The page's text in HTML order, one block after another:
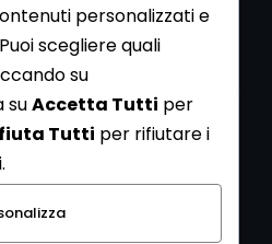
di archeologia realizzata
iscriviti alla nostra
dichiara di aver letto
di acconsentire al trattamento
personalizzati e
scegliere quali
su
suAccetta Tutti per
Tutti per rifiutare i